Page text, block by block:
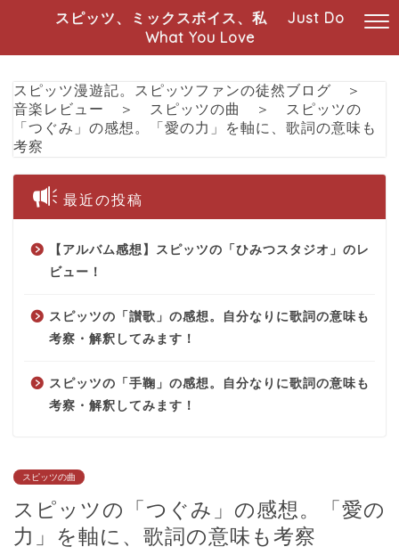
スピッツ、ミックスボイス、私 Just Do
What You Love
スピッツ漫遊記。スピッツファンの徒然ブログ ＞
音楽レビュー
＞ スピッツの曲 ＞
スピッツの
「つぐみ」の感想。「愛の力」を軸に、歌詞の意味も
考察
最近の投稿
【アルバム感想】スピッツの「ひみつスタジオ」のレ
ビュー！
スピッツの「讃歌」の感想。自分なりに歌詞の意味も
考察・解釈してみます！
スピッツの「手鞠」の感想。自分なりに歌詞の意味も
考察・解釈してみます！
スピッツの曲
スピッツの「つぐみ」の感想。「愛の
力」を軸に、歌詞の意味も考察